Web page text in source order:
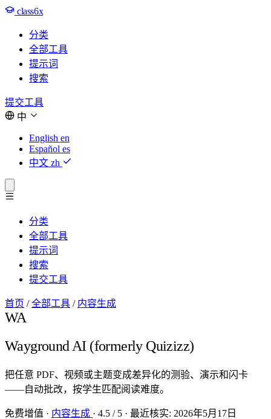
class6x
分类
全部工具
提示词
搜索
提交工具
中
English en
Español es
中文 zh
分类
全部工具
提示词
搜索
提交工具
首页 / 全部工具 / 内容生成
WA
Wayground AI (formerly Quizizz)
把任意 PDF、视频或主题变成差异化的测验、演示和闪卡
——自动批改，按学生匹配阅读难度。
免费增值 · 内容生成 · 4.5 / 5 · 最近核实: 2026年5月17日